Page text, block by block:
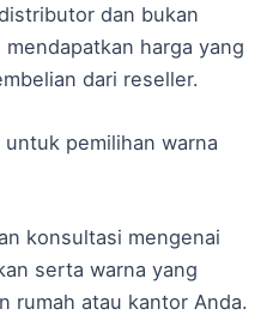
dan bukan
harga yang
dari reseller.
pemilihan warna
konsultasi mengenai
serta warna yang
rumah atau kantor Anda.